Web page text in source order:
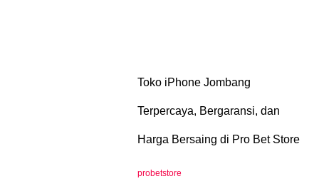
Toko iPhone Jombang
Terpercaya, Bergaransi, dan
Harga Bersaing di Pro Bet Store
probetstore